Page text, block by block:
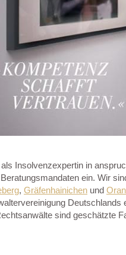
Insolvenzexpertin in
ein. Wir
, Gräfenhainichen und
sind geschätzte